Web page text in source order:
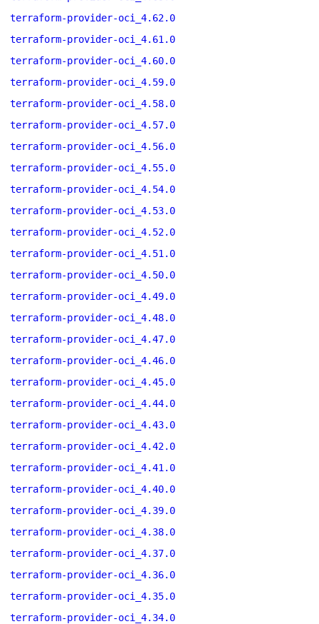
terraform-provider-oci_4.62.0
terraform-provider-oci_4.61.0
terraform-provider-oci_4.60.0
terraform-provider-oci_4.59.0
terraform-provider-oci_4.58.0
terraform-provider-oci_4.57.0
terraform-provider-oci_4.56.0
terraform-provider-oci_4.55.0
terraform-provider-oci_4.54.0
terraform-provider-oci_4.53.0
terraform-provider-oci_4.52.0
terraform-provider-oci_4.51.0
terraform-provider-oci_4.50.0
terraform-provider-oci_4.49.0
terraform-provider-oci_4.48.0
terraform-provider-oci_4.47.0
terraform-provider-oci_4.46.0
terraform-provider-oci_4.45.0
terraform-provider-oci_4.44.0
terraform-provider-oci_4.43.0
terraform-provider-oci_4.42.0
terraform-provider-oci_4.41.0
terraform-provider-oci_4.40.0
terraform-provider-oci_4.39.0
terraform-provider-oci_4.38.0
terraform-provider-oci_4.37.0
terraform-provider-oci_4.36.0
terraform-provider-oci_4.35.0
terraform-provider-oci_4.34.0